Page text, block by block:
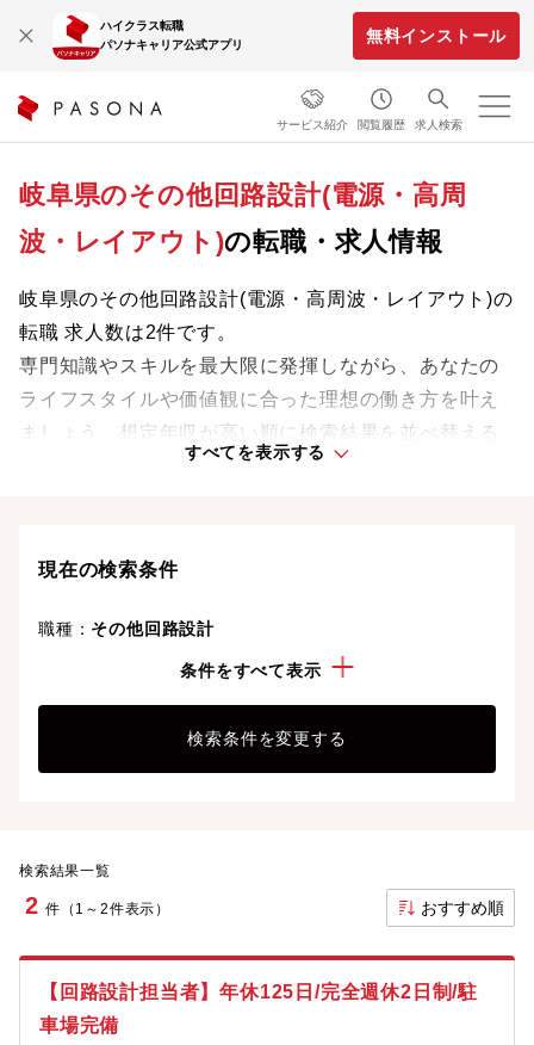
ハイクラス転職
パソナキャリア公式アプリ
無料インストール
サービス紹介 閲覧履歴 求人検索
岐阜県のその他回路設計(電源・高周
波・レイアウト)の転職・求人情報
岐阜県のその他回路設計(電源・高周波・レイアウト)の
転職 求人数は2件です。
専門知識やスキルを最大限に発揮しながら、あなたの
ライフスタイルや価値観に合った理想の働き方を叶え
ましょう。想定年収が高い順に検索結果を並べ替える
すべてを表示する
現在の検索条件
職種： その他回路設計
条件をすべて表示
検索条件を変更する
検索結果一覧
2 件（1～2件表示） おすすめ順
【回路設計担当者】年休125日/完全週休2日制/駐
車場完備